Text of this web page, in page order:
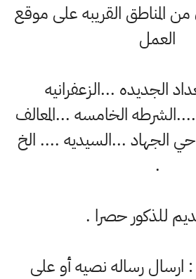
القريبه على موقع
العمل
الجديده ...الزعفرانيه
الخامسه ...المعالف
...السيديه .... الخ
للذكور حصرا .
رساله نصيه أو على